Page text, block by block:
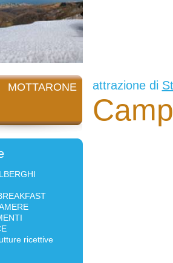
MOTTARONE
ricettive
attrazione di